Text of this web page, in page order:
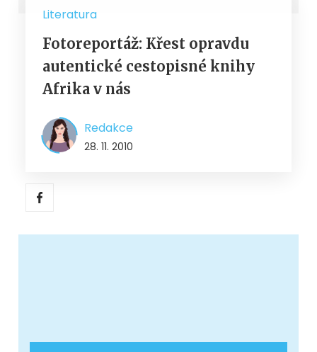
Literatura
Fotoreportáž: Křest opravdu
autentické cestopisné knihy
Afrika v nás
Redakce
28. 11. 2010